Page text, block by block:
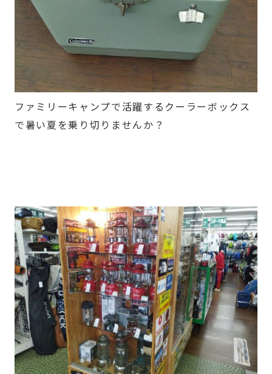
ファミリーキャンプで活躍するクーラーボックス
で暑い夏を乗り切りませんか？